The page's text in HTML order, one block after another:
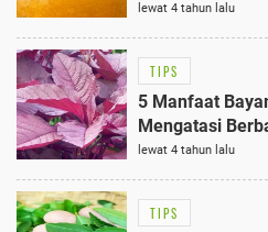
lewat 4 tahun lalu
TIPS
5 Manfaat
Mengatasi
lewat 4 tahun lalu
TIPS